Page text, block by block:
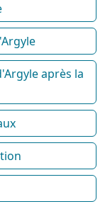
après la